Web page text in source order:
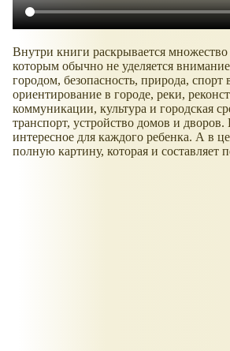
Внутри книги раскрывается множество
которым обычно не уделяется
городом, безопасность, природа, спорт
ориентирование в городе, реки,
коммуникации, культура и городская
транспорт, устройство домов и дворов.
интересное для каждого ребенка. А в
полную картину, которая и составляет